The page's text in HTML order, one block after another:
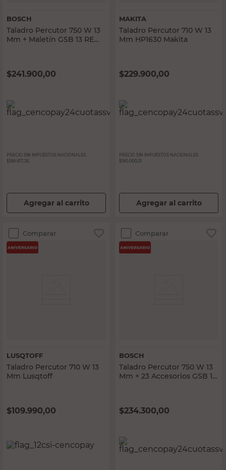
BOSCH
Taladro Percutor 750 W 13
Mm + Maletín GSB 13 RE
$241.900,00
PRECIO SIN IMPUESTOS NACIONALES:
$199.917,36
Agregar al carrito
MAKITA
Taladro Percutor 710 W 13
Mm HP1630 Makita
$229.900,00
PRECIO SIN IMPUESTOS NACIONALES:
$190.000,01
Agregar al carrito
Comparar
LUSQTOFF
Taladro Percutor 710 W 13
Mm Lusqtoff
$109.990,00
Comparar
BOSCH
Taladro Percutor 750 W 13
Mm + 23 Accesorios GSB 13
$234.300,00